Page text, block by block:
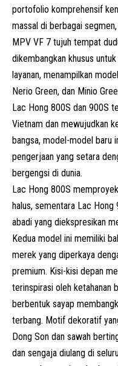
portofolio komprehensif
massal di berbagai
MPV VF 7 tujuh tempat
dikembangkan khusus
layanan, menampilkan
Nerio Green, dan Minio
Lac Hong 800S dan 900S
Vietnam dan mewujudkan
bangsa, model-model baru
pengerjaan yang setara
bergengsi di dunia.
Lac Hong 800S
halus, sementara Lac Hong
abadi yang diekspresikan
Kedua model ini memiliki
merek yang diperkaya
premium. Kisi-kisi depan
terinspirasi oleh ketahanan
berbentuk sayap
terbang. Motif dekoratif
Dong Son dan sawah
dan sengaja diulang di